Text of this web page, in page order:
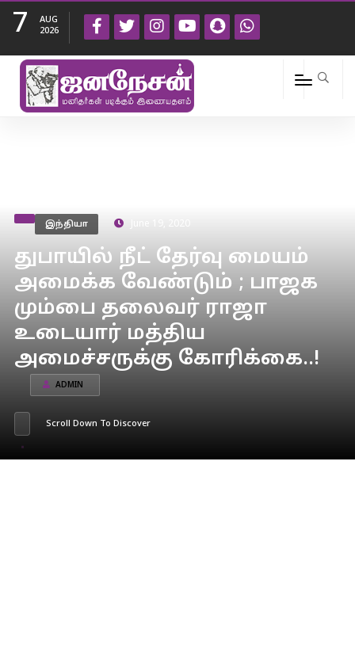
7
AUG
2026
இந்தியா
துபாயில் நீட் தேர்வு மையம்
அமைக்க வேண்டும் ; பாஜக
மும்பை தலைவர் ராஜா
உடையார் மத்திய
அமைச்சருக்கு கோரிக்கை..!
ADMIN
Scroll Down To Discover